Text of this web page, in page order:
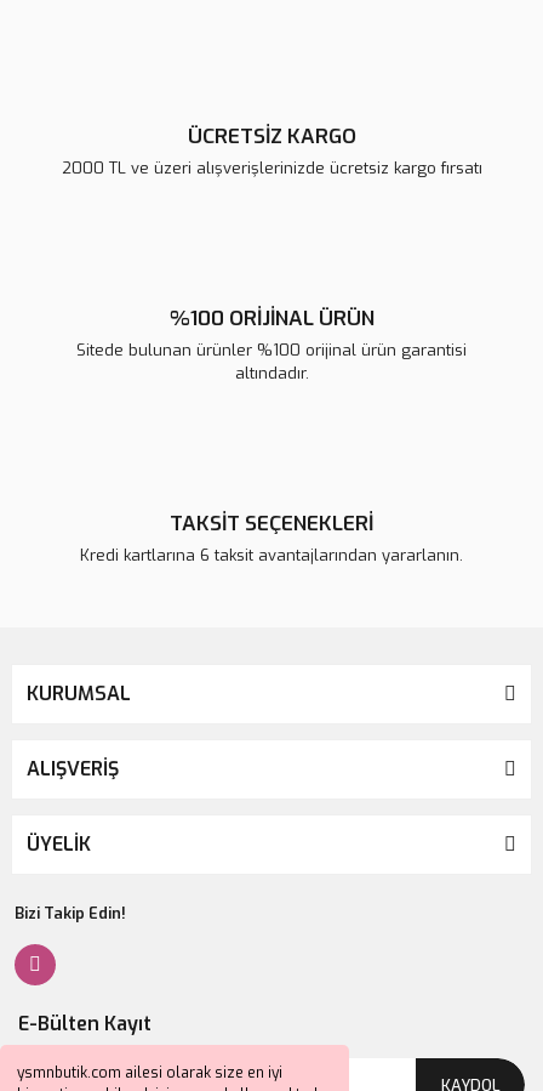
ysmnbutik.com ailesi olarak size en iyi
ÜCRETSİZ KARGO
2000 TL ve üzeri alışverişlerinizde ücretsiz kargo fırsatı
%100 ORİJİNAL ÜRÜN
Sitede bulunan ürünler %100 orijinal ürün garantisi
altındadır.
TAKSİT SEÇENEKLERİ
Kredi kartlarına 6 taksit avantajlarından yararlanın.
KURUMSAL
ALIŞVERİŞ
ÜYELİK
Bizi Takip Edin!
E-Bülten Kayıt
KAYDOL